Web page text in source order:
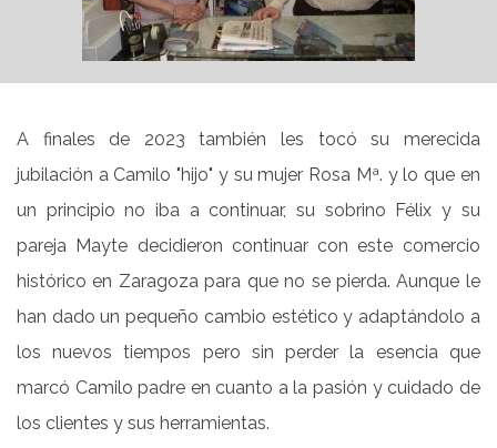
A finales de 2023 también les tocó su merecida
jubilación a Camilo "hijo" y su mujer Rosa Mª. y lo que en
un principio no iba a continuar, su sobrino Félix y su
pareja Mayte decidieron continuar con este comercio
histórico en Zaragoza para que no se pierda. Aunque le
han dado un pequeño cambio estético y adaptándolo a
los nuevos tiempos pero sin perder la esencia que
marcó Camilo padre en cuanto a la pasión y cuidado de
los clientes y sus herramientas.